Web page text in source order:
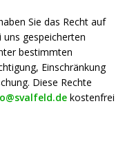
Sie das Recht auf
gespeicherten
bestimmten
Einschränkung
Diese Rechte
kostenfrei